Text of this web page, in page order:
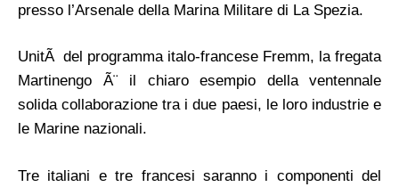
presso l’Arsenale della Marina Militare di La Spezia.
UnitÃ del programma italo-francese Fremm, la fregata
Martinengo Ã¨ il chiaro esempio della ventennale
solida collaborazione tra i due paesi, le loro industrie e
le Marine nazionali.
Tre italiani e tre francesi saranno i componenti del